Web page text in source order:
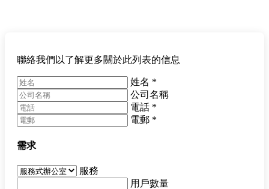
聯絡我們以了解更多關於此列表的信息
姓名 *
公司名稱
電話 *
電郵 *
需求
服務
用戶數量